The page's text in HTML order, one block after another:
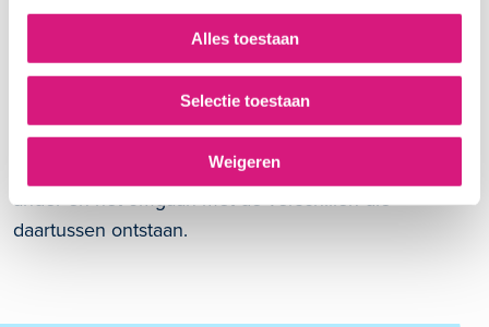
Alles toestaan
Selectie toestaan
Weigeren
Sinds 2018 ontwikkelen we de doorlopende leerlijn
Kunst & Cultuur. De nadruk in deze leerlijn ligt op de
kunstvakken, naast en in verhouding tot andere
vormen van cultureel bewustzijn. Denk aan
bijvoorbeeld geschiedenis en filosofie. In
cultuuronderwijs leren leerlingen over zichzelf en de
ander en het omgaan met de verschillen die
daartussen ontstaan.